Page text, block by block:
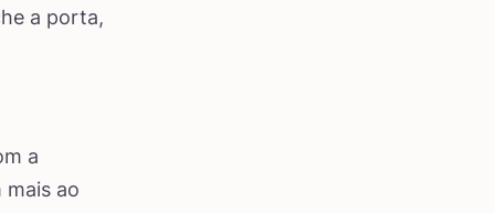
a porta,
a
ao